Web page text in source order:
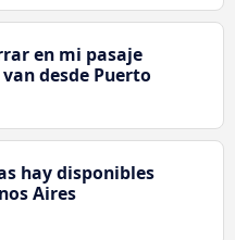
en mi pasaje
desde Puerto
hay disponibles
Aires